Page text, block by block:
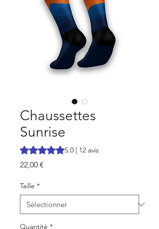
Chaussettes
Sunrise
La note est de 5.0 sur cinq étoiles selon
5.0 | 12 avis
22,00 €
Taille *
Quantité *